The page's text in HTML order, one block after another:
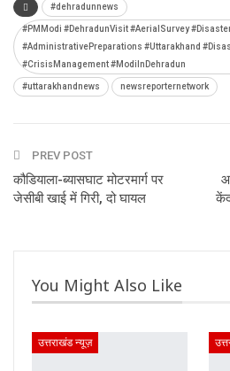
#dehradunnews
#PMModi #DehradunVisit #AerialSurvey
#AdministrativePreparations #Uttarakhand
#CrisisManagement #ModiInDehradun
#uttarakhandnews newsreporternetwork
PREV POST
कौडियाला-ब्यासघाट मोटरमार्ग पर
जेसीबी खाई में गिरी, दो घायल
You Might Also Like
उत्तराखंड न्यूज़